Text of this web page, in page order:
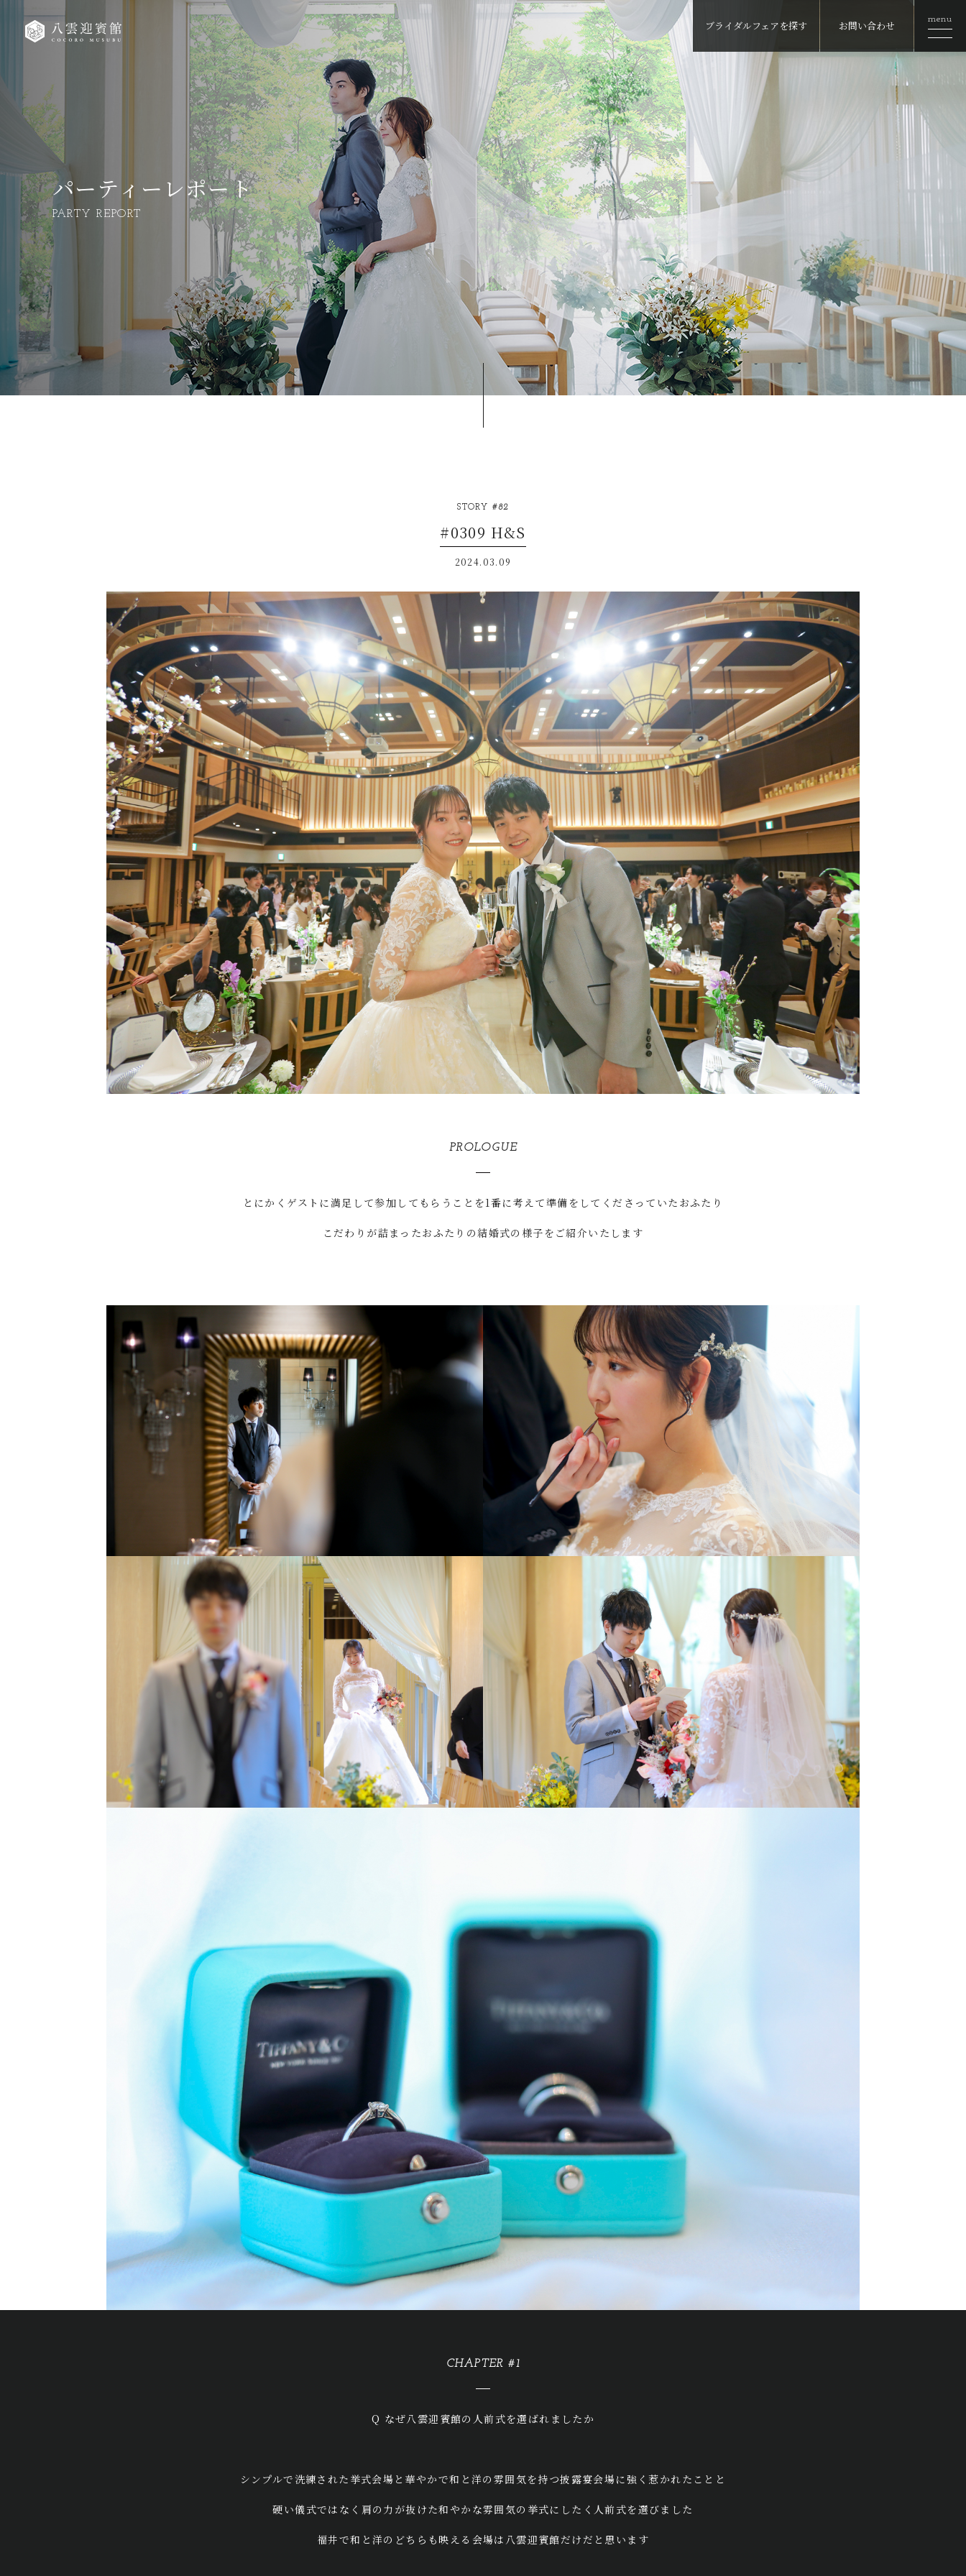
ブライダルフェアを探す お問い合わせ menu
パーティーレポート
PARTY REPORT
STORY #82
#0309 H&S
2024.03.09
PROLOGUE
とにかくゲストに満足して参加してもらうことを1番に考えて準備をしてくださっていたおふたり
こだわりが詰まったおふたりの結婚式の様子をご紹介いたします
CHAPTER #1
Q なぜ八雲迎賓館の人前式を選ばれましたか
シンプルで洗練された挙式会場と華やかで和と洋の雰囲気を持つ披露宴会場に強く惹かれたことと
硬い儀式ではなく肩の力が抜けた和やかな雰囲気の挙式にしたく人前式を選びました
福井で和と洋のどちらも映える会場は八雲迎賓館だけだと思います